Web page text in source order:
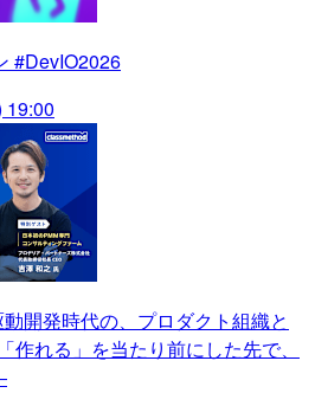
#DevIO2026
19:00
動開発時代の、プロダクト組織と
れる」を当たり前にした先で、